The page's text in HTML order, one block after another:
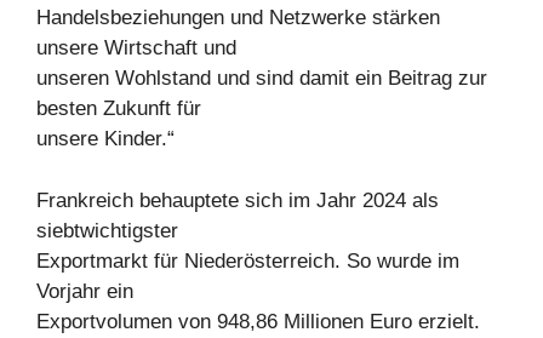
Handelsbeziehungen und Netzwerke stärken
unsere Wirtschaft und
unseren Wohlstand und sind damit ein Beitrag zur
besten Zukunft für
unsere Kinder.“
Frankreich behauptete sich im Jahr 2024 als
siebtwichtigster
Exportmarkt für Niederösterreich. So wurde im
Vorjahr ein
Exportvolumen von 948,86 Millionen Euro erzielt.